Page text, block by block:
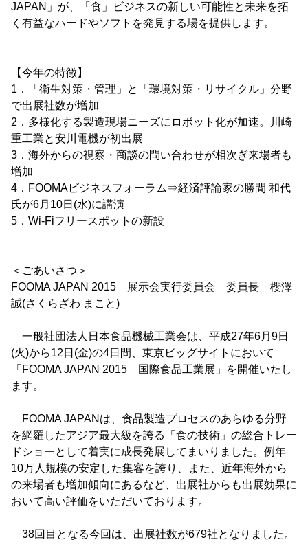
JAPAN」が、「食」ビジネスの新しい可能性と未来を拓
く有益なハードやソフトを発見する場を提供します。
【今年の特徴】
1．「衛生対策・管理」と「環境対策・リサイクル」分野
で出展社数が増加
2．多様化する製造現場ニーズにロボット化が加速。川崎
重工業と安川電機が初出展
3．海外からの視察・商談の問い合わせが相次ぎ来場者も
増加
4．FOOMAビジネスフォーラム⇒経済評論家の勝間 和代
氏が6月10日(水)に講演
5．Wi-Fiフリースポットの新設
＜ごあいさつ＞
FOOMA JAPAN 2015 展示会実行委員会 委員長 櫻澤
誠(さくらざわ まこと)
一般社団法人日本食品機械工業会は、平成27年6月9日
(火)から12日(金)の4日間、東京ビッグサイトにおいて
「FOOMA JAPAN 2015 国際食品工業展」を開催いたし
ます。
FOOMA JAPANは、食品製造プロセスのあらゆる分野
を網羅したアジア最大級を誇る「食の技術」の総合トレー
ドショーとして着実に成長発展してまいりました。例年
10万人規模の安定した集客を誇り、また、近年海外から
の来場者も増加傾向にあるなど、出展社からも出展効果に
おいて高い評価をいただいております。
38回目となる今回は、出展社数が679社となりました。